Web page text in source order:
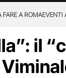
FARE A ROMAEVENTI
il